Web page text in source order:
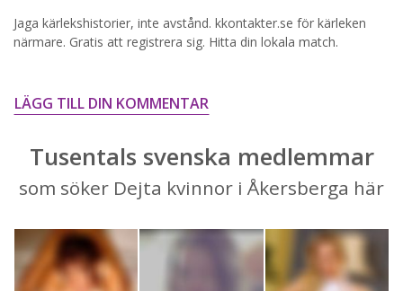
Jaga kärlekshistorier, inte avstånd. kkontakter.se för kärleken
närmare. Gratis att registrera sig. Hitta din lokala match.
LÄGG TILL DIN KOMMENTAR
Tusentals svenska medlemmar
som söker Dejta kvinnor i Åkersberga här